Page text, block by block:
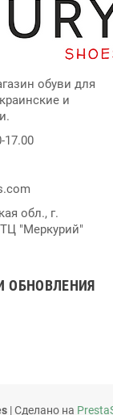
обуви для
и
17.00
обл., г.
"Меркурий"
ОБНОВЛЕНИЯ
| Сделано на